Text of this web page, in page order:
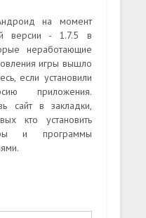
на момент
версии - 1.7.5 в
неработающие
игры вышло
если установили
приложения.
сайт в закладки,
кто установить
и программы